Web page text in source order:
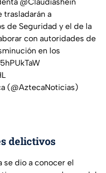
trasladarán a
de Seguridad y el de la
con autoridades de
en los
(@AztecaNoticias)
delictivos
se dio a conocer el